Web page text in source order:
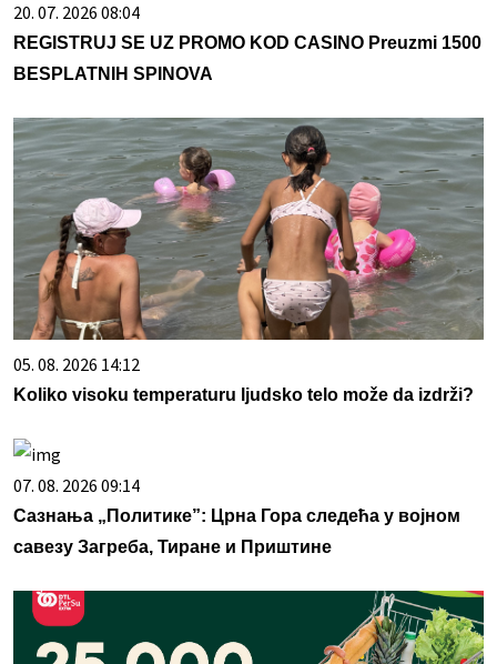
20. 07. 2026 08:04
REGISTRUJ SE UZ PROMO KOD CASINO Preuzmi 1500
BESPLATNIH SPINOVA
05. 08. 2026 14:12
Koliko visoku temperaturu ljudsko telo može da izdrži?
07. 08. 2026 09:14
Сазнања „Политике”: Црна Гора следећа у војном
савезу Загреба, Тиране и Приштине